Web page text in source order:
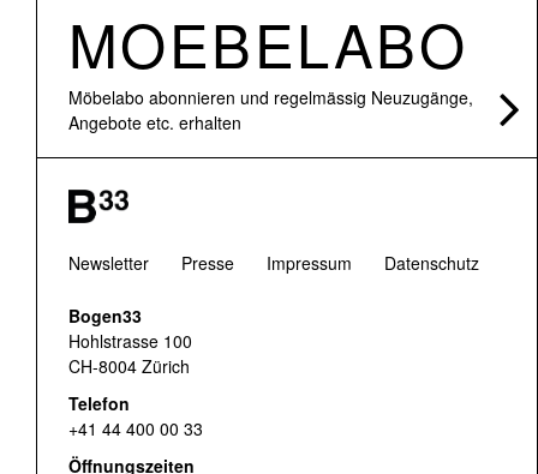
MOEBELABO
Möbelabo abonnieren und regelmässig Neuzugänge,
Angebote etc. erhalten
Newsletter Presse Impressum Datenschutz
Bogen33
Hohlstrasse 100
CH-8004 Zürich
Telefon
+41 44 400 00 33
Öffnungszeiten